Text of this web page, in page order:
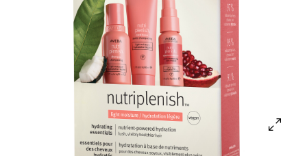
SÉRUM POUR LES CHEVEUX
CUIR CHEVELU SENSIBLE
ROSEMARY MINT
PURE ABUNDANCE
TOUTES LES COLLECTIONS